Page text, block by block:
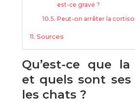
est-ce grave ?
Peut-on arrêter la
Sources
Qu’est-ce que
et quels sont
les chats ?